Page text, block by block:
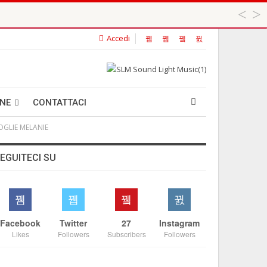
Accedi
CONTATTACI
MELANIE
SU
Facebook
Likes
Twitter
Followers
27
Subscribers
Instagram
Followers